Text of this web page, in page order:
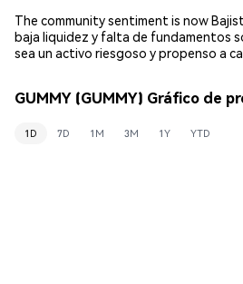
The community sentiment is now
baja liquidez y falta de fundamentos
sea un activo riesgoso y propenso a
GUMMY (GUMMY) Gráfico de
1D 7D 1M 3M 1Y YTD